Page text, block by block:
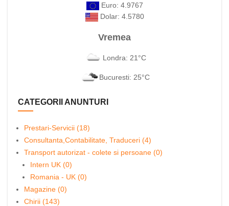
Euro: 4.9767
Dolar: 4.5780
Vremea
Londra: 21°C
Bucuresti: 25°C
CATEGORII ANUNTURI
Prestari-Servicii (18)
Consultanta,Contabilitate, Traduceri (4)
Transport autorizat - colete si persoane (0)
Intern UK (0)
Romania - UK (0)
Magazine (0)
Chirii (143)